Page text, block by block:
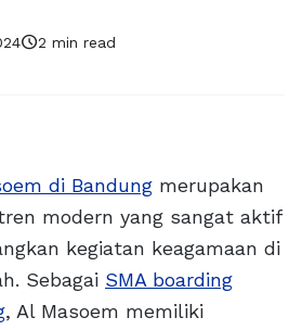
schedule2 min read
di Bandung merupakan
modern yang sangat aktif
kegiatan keagamaan di
Sebagai SMA boarding
, Al Masoem memiliki